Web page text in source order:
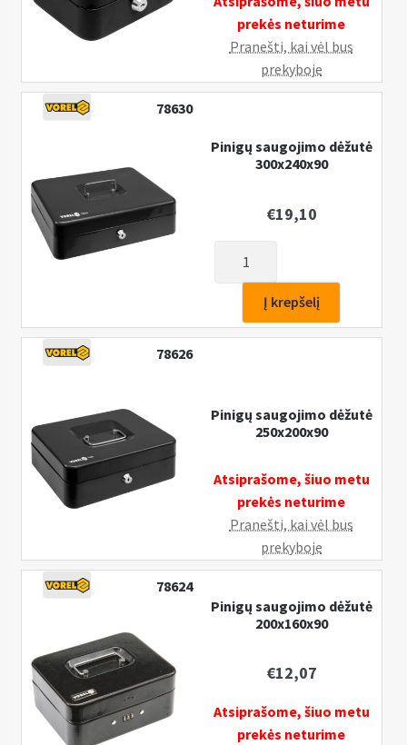
prekės neturime
Pranešti, kai vėl bus
prekyboje
78630
Pinigų saugojimo dėžutė
300х240х90
€19,10
saugojimo
dėžutė
Į krepšelį
78626
Pinigų saugojimo dėžutė
250х200х90
Atsiprašome, šiuo metu
prekės neturime
Pranešti, kai vėl bus
prekyboje
78624
Pinigų saugojimo dėžutė
200х160х90
€12,07
Atsiprašome, šiuo metu
prekės neturime